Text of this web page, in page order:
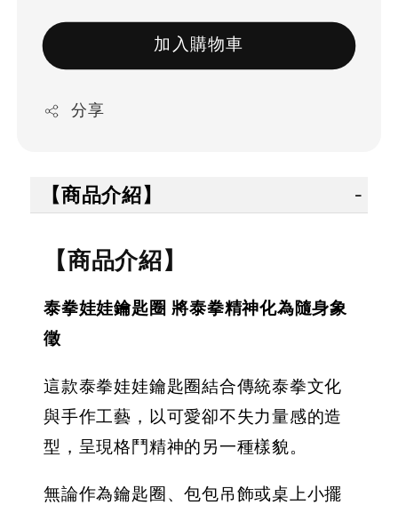
加入購物車
分享
【商品介紹】
【商品介紹】
泰拳娃娃鑰匙圈 將泰拳精神化為隨身象
徵
這款泰拳娃娃鑰匙圈結合傳統泰拳文化
與手作工藝，以可愛卻不失力量感的造
型，呈現格鬥精神的另一種樣貌。
無論作為鑰匙圈、包包吊飾或桌上小擺